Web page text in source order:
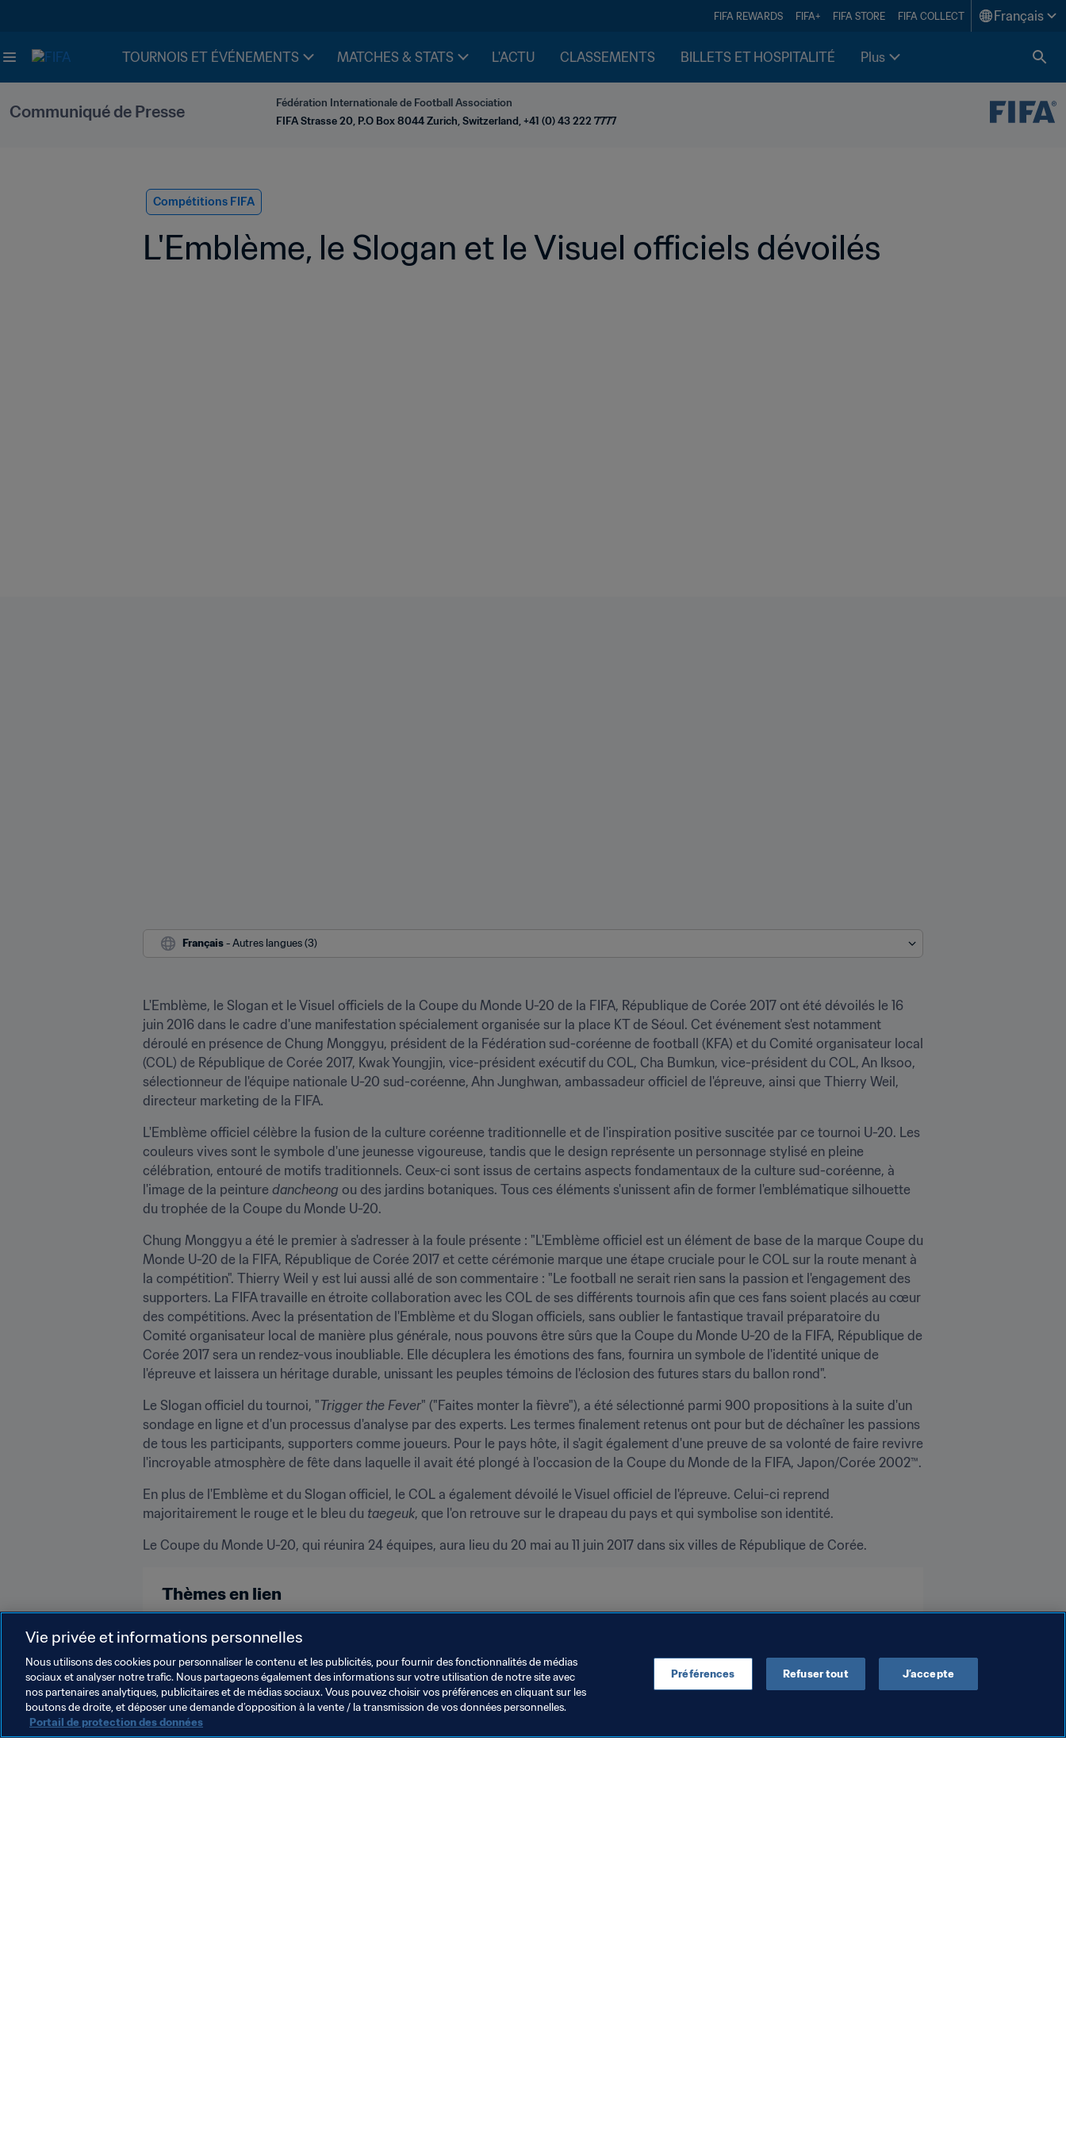
FIFA REWARDS FIFA+ FIFA STORE FIFA COLLECT Français
TOURNOIS ET ÉVÉNEMENTS MATCHES & STATS L'ACTU CLASSEMENTS BILLETS ET HOSPITALITÉ Plus
Communiqué de Presse
Fédération Internationale de Football Association
FIFA Strasse 20, P.O Box 8044 Zurich, Switzerland, +41 (0) 43 222 7777
Compétitions FIFA
L'Emblème, le Slogan et le Visuel officiels dévoilés
Français - Autres langues (3)
L'Emblème, le Slogan et le Visuel officiels de la Coupe du Monde U-20 de la FIFA, République de Corée 2017 ont été dévoilés le 16
juin 2016 dans le cadre d'une manifestation spécialement organisée sur la place KT de Séoul. Cet événement s'est notamment
déroulé en présence de Chung Monggyu, président de la Fédération sud-coréenne de football (KFA) et du Comité organisateur local
(COL) de République de Corée 2017, Kwak Youngjin, vice-président exécutif du COL, Cha Bumkun, vice-président du COL, An Iksoo,
sélectionneur de l'équipe nationale U-20 sud-coréenne, Ahn Junghwan, ambassadeur officiel de l'épreuve, ainsi que Thierry Weil,
directeur marketing de la FIFA.
L'Emblème officiel célèbre la fusion de la culture coréenne traditionnelle et de l'inspiration positive suscitée par ce tournoi U-20. Les
couleurs vives sont le symbole d'une jeunesse vigoureuse, tandis que le design représente un personnage stylisé en pleine
célébration, entouré de motifs traditionnels. Ceux-ci sont issus de certains aspects fondamentaux de la culture sud-coréenne, à
l'image de la peinture dancheong ou des jardins botaniques. Tous ces éléments s'unissent afin de former l'emblématique silhouette
du trophée de la Coupe du Monde U-20.
Chung Monggyu a été le premier à s'adresser à la foule présente : "L'Emblème officiel est un élément de base de la marque Coupe du
Monde U-20 de la FIFA, République de Corée 2017 et cette cérémonie marque une étape cruciale pour le COL sur la route menant à
la compétition". Thierry Weil y est lui aussi allé de son commentaire : "Le football ne serait rien sans la passion et l'engagement des
supporters. La FIFA travaille en étroite collaboration avec les COL de ses différents tournois afin que ces fans soient placés au cœur
des compétitions. Avec la présentation de l'Emblème et du Slogan officiels, sans oublier le fantastique travail préparatoire du
Comité organisateur local de manière plus générale, nous pouvons être sûrs que la Coupe du Monde U-20 de la FIFA, République de
Corée 2017 sera un rendez-vous inoubliable. Elle décuplera les émotions des fans, fournira un symbole de l'identité unique de
l'épreuve et laissera un héritage durable, unissant les peuples témoins de l'éclosion des futures stars du ballon rond".
Le Slogan officiel du tournoi, "Trigger the Fever" ("Faites monter la fièvre"), a été sélectionné parmi 900 propositions à la suite d'un
sondage en ligne et d'un processus d'analyse par des experts. Les termes finalement retenus ont pour but de déchaîner les passions
de tous les participants, supporters comme joueurs. Pour le pays hôte, il s'agit également d'une preuve de sa volonté de faire revivre
l'incroyable atmosphère de fête dans laquelle il avait été plongé à l'occasion de la Coupe du Monde de la FIFA, Japon/Corée 2002™.
En plus de l'Emblème et du Slogan officiel, le COL a également dévoilé le Visuel officiel de l'épreuve. Celui-ci reprend
majoritairement le rouge et le bleu du taegeuk, que l'on retrouve sur le drapeau du pays et qui symbolise son identité.
Le Coupe du Monde U-20, qui réunira 24 équipes, aura lieu du 20 mai au 11 juin 2017 dans six villes de République de Corée.
Thèmes en lien
Compétitions FIFA Compétitions FIFA
Vie privée et informations personnelles
Nous utilisons des cookies pour personnaliser le contenu et les publicités, pour fournir des fonctionnalités de médias
sociaux et analyser notre trafic. Nous partageons également des informations sur votre utilisation de notre site avec
nos partenaires analytiques, publicitaires et de médias sociaux. Vous pouvez choisir vos préférences en cliquant sur les
boutons de droite, et déposer une demande d’opposition à la vente / la transmission de vos données personnelles.
Portail de protection des données
Préférences Refuser tout J’accepte